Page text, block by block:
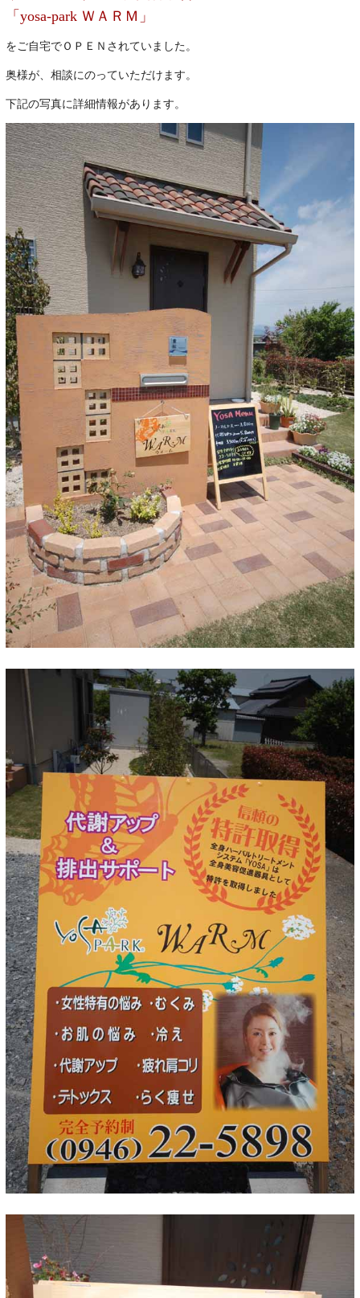
「yosa-park ＷＡＲＭ」
をご自宅でＯＰＥＮされていました。
奥様が、相談にのっていただけます。
下記の写真に詳細情報があります。